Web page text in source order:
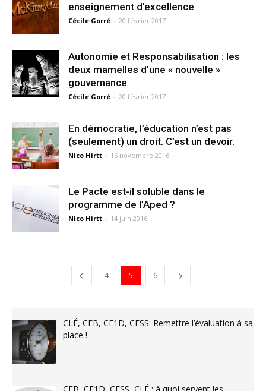
enseignement d’excellence
Cécile Gorré - 20 février 2017
Autonomie et Responsabilisation : les
deux mamelles d’une « nouvelle »
gouvernance
Cécile Gorré - 20 février 2017
En démocratie, l’éducation n’est pas
(seulement) un droit. C’est un devoir.
Nico Hirtt - 16 novembre 2016
Le Pacte est-il soluble dans le
programme de l’Aped ?
Nico Hirtt - 14 juin 2016
4 5 6
CLÉ, CEB, CE1D, CESS: Remettre l’évaluation à sa
place !
CEB, CE1D, CESS, CLÉ : à quoi servent les